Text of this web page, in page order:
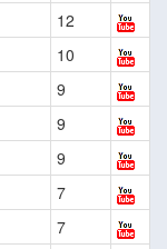
12
10
9
9
9
7
7